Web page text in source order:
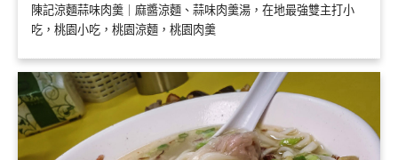
陳記涼麵蒜味肉羹｜麻醬涼麵、蒜味肉羹湯，在地最強雙主打小
吃，桃園小吃，桃園涼麵，桃園肉羹